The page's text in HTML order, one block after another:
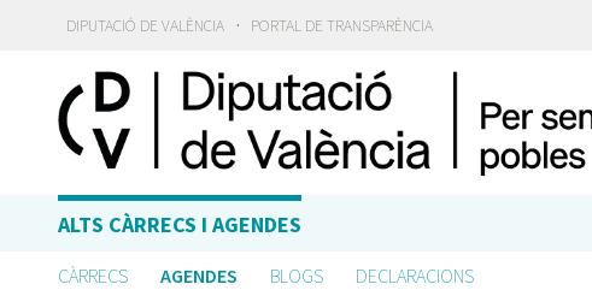
DIPUTACIÓ DE VALÈNCIA · PORTAL DE TRANSPARÈNCIA
ALTS CÀRRECS I AGENDES
CÀRRECS AGENDES BLOGS DECLARACIONS